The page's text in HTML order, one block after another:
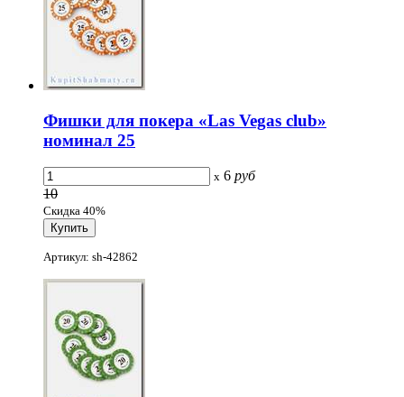
Фишки для покера «Las Vegas club»
номинал 25
x 6 руб
10
Скидка 40%
Артикул: sh-42862